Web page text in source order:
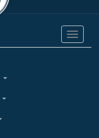
Toggle